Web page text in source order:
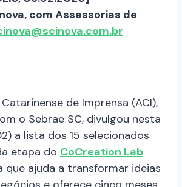
com Assessorias de
de Imprensa (ACI),
o Sebrae SC, divulgou nesta
a lista dos 15 selecionados
etapa do CoCreation Lab
que ajuda a transformar ideias